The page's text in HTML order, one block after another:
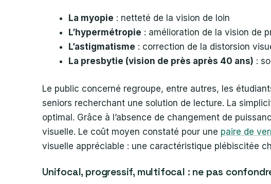
La myopie : netteté de la vision de loin
L’hypermétropie : amélioration de la vision de
L’astigmatisme : correction de la distorsion
La presbytie (vision de près après 40 ans) :
Le public concerné regroupe, entre autres, les
seniors recherchant une solution de lecture. La
optimal. Grâce à l’absence de changement de
visuelle. Le coût moyen constaté pour une paire de
visuelle appréciable : une caractéristique plébiscitée
Unifocal, progressif, multifocal : ne pas